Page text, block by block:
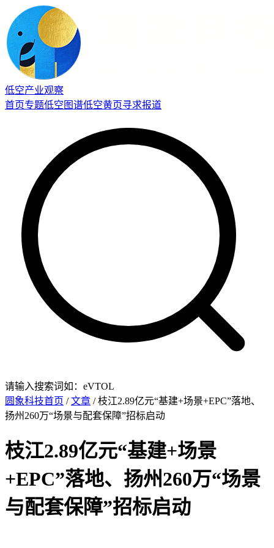
低空产业观察
首页专题低空图谱低空黄页寻求报道
请输入搜索词如：eVTOL
圆象科技首页 /文章 / 枝江2.89亿元“基建+场景+EPC”落地、
扬州260万“场景与配套保障”招标启动
枝江2.89亿元“基建+场景
+EPC”落地、扬州260万“场景
与配套保障”招标启动